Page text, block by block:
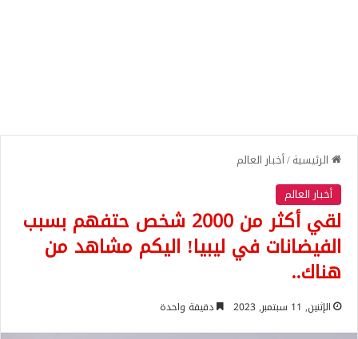
الرئيسية/أخبار العالم
أخبار العالم
لقي أكثر من 2000 شخص حتفهم بسبب
الفيضانات في ليبيا! اليكم مشاهد من
هناك..
الإثنين, 11 سبتمبر, 2023 دقيقة واحدة